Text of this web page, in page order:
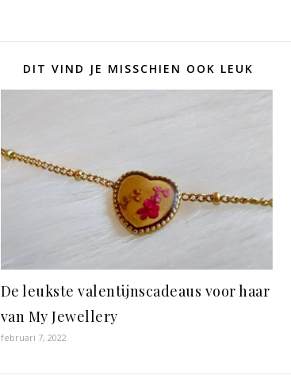
DIT VIND JE MISSCHIEN OOK LEUK
De leukste valentijnscadeaus voor haar
van My Jewellery
februari 7, 2022